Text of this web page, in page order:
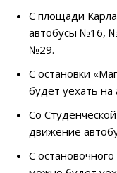
С площади
автобусы №16,
№29.
С остановки
будет уехать
Со
движение
С